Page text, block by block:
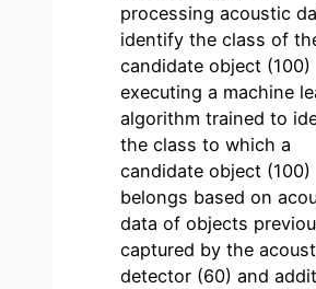
processing acoustic
identify the class of
candidate object (100)
executing a machine
algorithm trained to
the class to which a
candidate object (100)
belongs based on
data of objects
captured by the
detector (60) and